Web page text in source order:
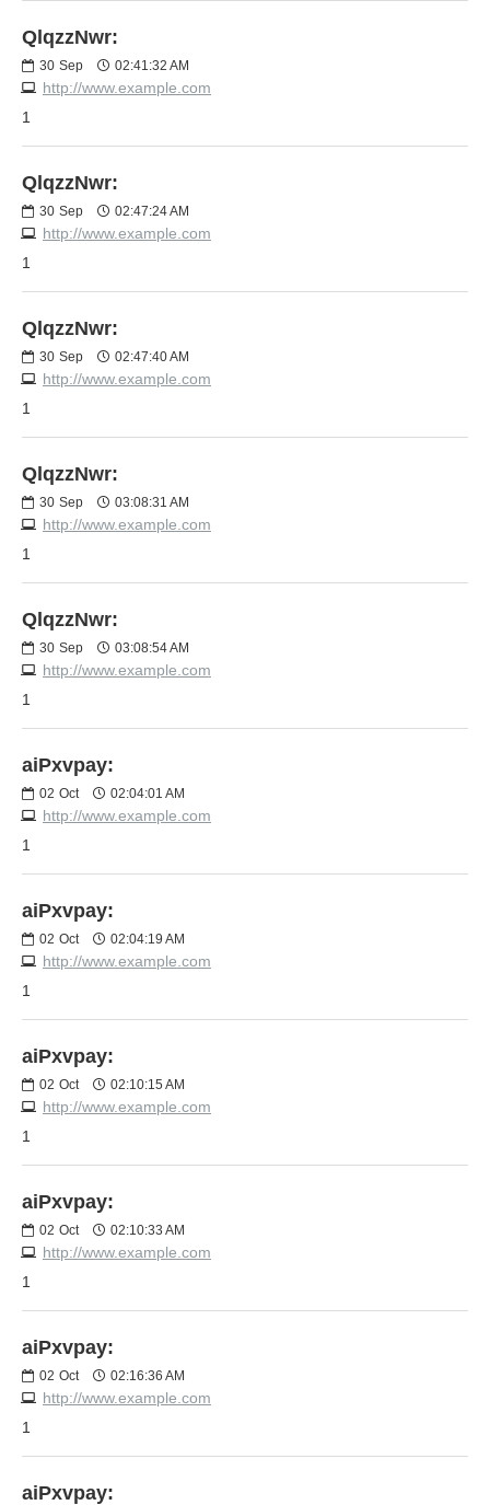
QlqzzNwr:
30 Sep 02:41:32 AM
http://www.example.com
1
QlqzzNwr:
30 Sep 02:47:24 AM
http://www.example.com
1
QlqzzNwr:
30 Sep 02:47:40 AM
http://www.example.com
1
QlqzzNwr:
30 Sep 03:08:31 AM
http://www.example.com
1
QlqzzNwr:
30 Sep 03:08:54 AM
http://www.example.com
1
aiPxvpay:
02 Oct 02:04:01 AM
http://www.example.com
1
aiPxvpay:
02 Oct 02:04:19 AM
http://www.example.com
1
aiPxvpay:
02 Oct 02:10:15 AM
http://www.example.com
1
aiPxvpay:
02 Oct 02:10:33 AM
http://www.example.com
1
aiPxvpay:
02 Oct 02:16:36 AM
http://www.example.com
1
aiPxvpay: